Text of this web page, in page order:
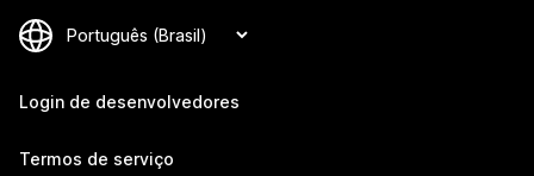
Login de desenvolvedores
Termos de serviço